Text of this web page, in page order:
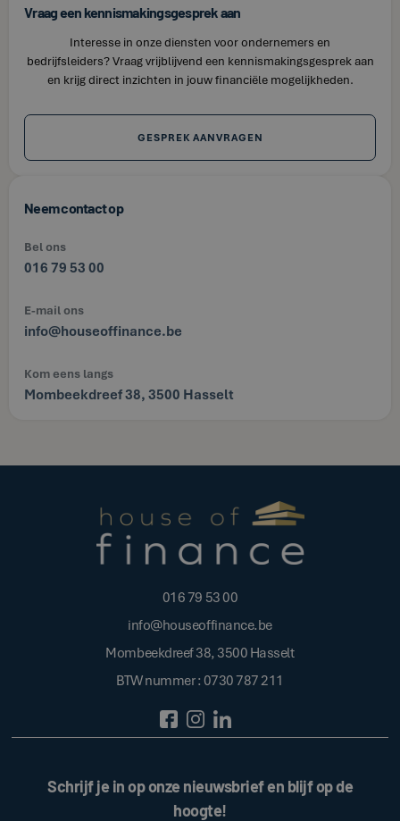
Vraag een kennismakingsgesprek aan
Interesse in onze diensten voor ondernemers en
bedrijfsleiders? Vraag vrijblijvend een kennismakingsgesprek aan
en krijg direct inzichten in jouw financiële mogelijkheden.
GESPREK AANVRAGEN
Neem contact op
Bel ons
016 79 53 00
E-mail ons
info@houseoffinance.be
Kom eens langs
Mombeekdreef 38, 3500 Hasselt
016 79 53 00
info@houseoffinance.be
Mombeekdreef 38, 3500 Hasselt
BTW nummer : 0730 787 211
Schrijf je in op onze nieuwsbrief en blijf op de
hoogte!